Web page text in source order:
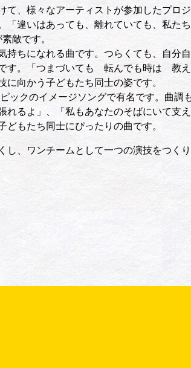
、様々なアーティストが参加したプロ
「違いはあっても、離れていても、私た
敵です。
ちになれる曲です。つらくても、自分
す。「つまづいても 転んでも時は 教
向かう子どもたち同士の姿です。
ックのイメージソングで有名です。曲調
れるよ」、「私もあなたのそばにいて支
もたち同士にぴったりの曲です。
、ワンチームとして一つの演技をつく